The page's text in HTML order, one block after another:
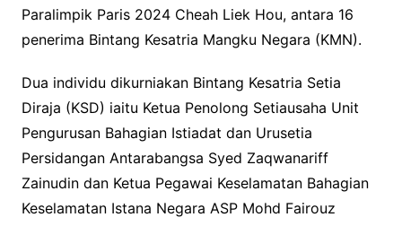
Paralimpik Paris 2024 Cheah Liek Hou, antara 16
penerima Bintang Kesatria Mangku Negara (KMN).
Dua individu dikurniakan Bintang Kesatria Setia
Diraja (KSD) iaitu Ketua Penolong Setiausaha Unit
Pengurusan Bahagian Istiadat dan Urusetia
Persidangan Antarabangsa Syed Zaqwanariff
Zainudin dan Ketua Pegawai Keselamatan Bahagian
Keselamatan Istana Negara ASP Mohd Fairouz